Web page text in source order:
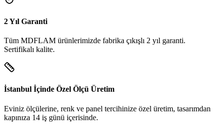
2 Yıl Garanti
Tüm MDFLAM ürünlerimizde fabrika çıkışlı 2 yıl garanti.
Sertifikalı kalite.
İstanbul İçinde Özel Ölçü Üretim
Eviniz ölçülerine, renk ve panel tercihinize özel üretim, tasarımdan
kapınıza 14 iş günü içerisinde.